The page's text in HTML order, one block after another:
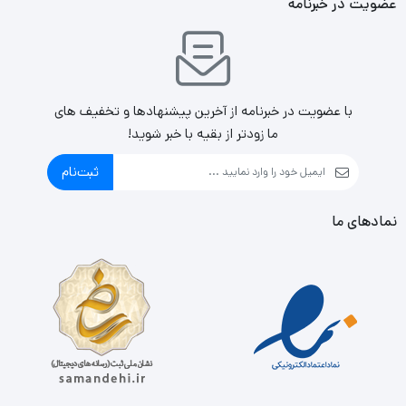
است. این سیستم رمزگذاری، استاندارد رمزنگاری پیشرفته است.
256 بیتی به معنای 14 چرخه تکرار برای کلیدهای ۲۵۶ بیتی
تعبیه‌شده تا هاردتان کاملاً خاصیت ضدآبی داشته باشد. این
درپوش به‌آسانی قابل‌استفاده است.طراحی این درپوش خاص و
منحصراً حق امتیاز آن برای ای دیتا است.
عضویت در خبرنامه
با عضویت در خبرنامه از آخرین پیشنهادها و تخفیف های
ما زودتر از بقیه با خبر شوید!
ثبت‌نام
نمادهای ما